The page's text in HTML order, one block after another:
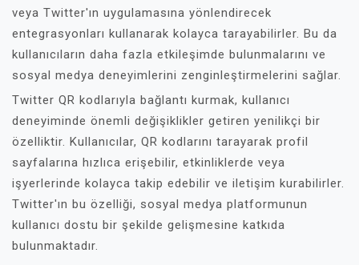
veya Twitter'ın uygulamasına yönlendirecek
entegrasyonları kullanarak kolayca tarayabilirler. Bu da
kullanıcıların daha fazla etkileşimde bulunmalarını ve
sosyal medya deneyimlerini zenginleştirmelerini sağlar.
Twitter QR kodlarıyla bağlantı kurmak, kullanıcı
deneyiminde önemli değişiklikler getiren yenilikçi bir
özelliktir. Kullanıcılar, QR kodlarını tarayarak profil
sayfalarına hızlıca erişebilir, etkinliklerde veya
işyerlerinde kolayca takip edebilir ve iletişim kurabilirler.
Twitter'ın bu özelliği, sosyal medya platformunun
kullanıcı dostu bir şekilde gelişmesine katkıda
bulunmaktadır.